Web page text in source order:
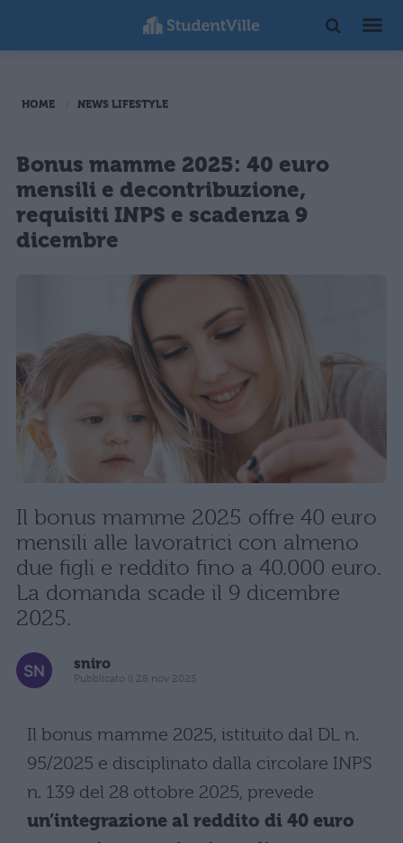
HOME NEWS LIFESTYLE
Bonus mamme 2025: 40 euro
mensili e decontribuzione,
requisiti INPS e scadenza 9
dicembre
Il bonus mamme 2025 offre 40 euro
mensili alle lavoratrici con almeno
due figli e reddito fino a 40.000 euro.
La domanda scade il 9 dicembre
2025.
sniro
Pubblicato il 28 nov 2025
Il bonus mamme 2025, istituito dal DL n.
95/2025 e disciplinato dalla circolare INPS
n. 139 del 28 ottobre 2025, prevede
un’integrazione al reddito di 40 euro